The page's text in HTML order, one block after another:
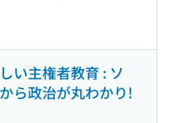
い主権者教育 : ソ
ら政治が丸わかり!